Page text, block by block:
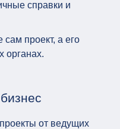
справки и
проект, а его
органах.
от ведущих